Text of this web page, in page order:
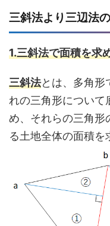
三斜法より三辺法
1.三斜法で面積を求
三斜法とは、多角形
れの三角形につい
め、それらの三角形
る土地全体の面積を